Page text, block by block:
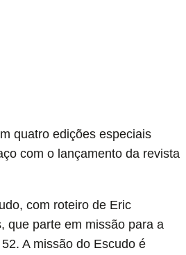
quatro edições especiais
com o lançamento da revista
com roteiro de Eric
que parte em missão para a
A missão do Escudo é